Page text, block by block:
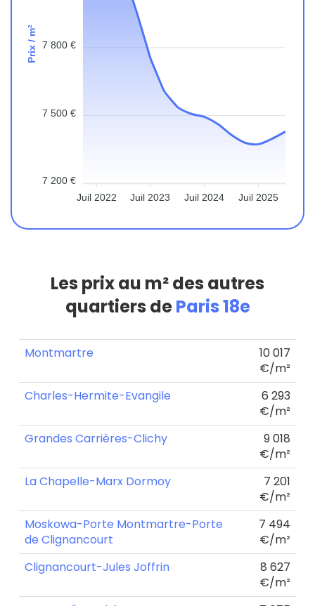
7 800 €
7 500 €
7 200 €
Prix / m²
Juil 2022 Juil 2023 Juil 2024 Juil 2025
Les prix au m² des autres
quartiers deParis 18e
Montmartre
10 017
€/m²
Charles-Hermite-Evangile
6 293
€/m²
Grandes Carrières-Clichy
9 018
€/m²
La Chapelle-Marx Dormoy
7 201
€/m²
Moskowa-Porte Montmartre-Porte
de Clignancourt
7 494
€/m²
Clignancourt-Jules Joffrin
8 627
€/m²